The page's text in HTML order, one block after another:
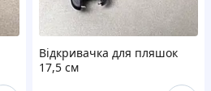
Відкривачка для пляшок
17,5 см